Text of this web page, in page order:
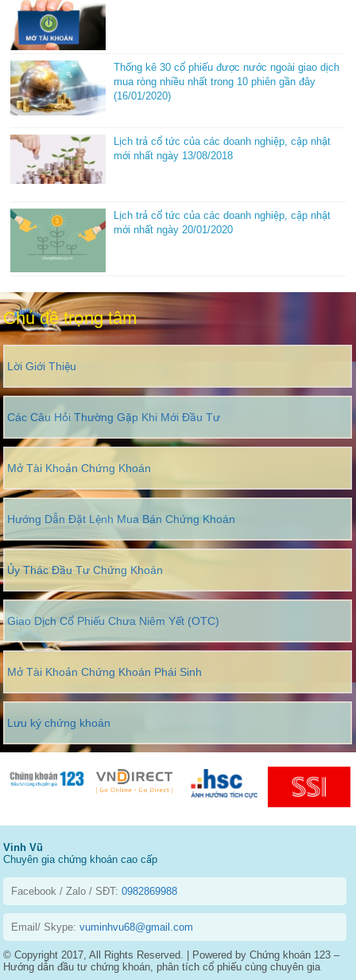
Thống kê 30 cổ phiếu được nước ngoài giao dịch
mua ròng nhiều nhất trong 10 phiên gần đây
(16/01/2020)
Lịch trả cổ tức của các doanh nghiệp, cập nhật
mới nhất ngày 13/08/2018
Lịch trả cổ tức của các doanh nghiệp, cập nhật
mới nhất ngày 20/01/2020
Chủ đề trọng tâm
Lời Giới Thiệu
Các Câu Hỏi Thường Gặp Khi Mới Đầu Tư
Mở Tài Khoản Chứng Khoán
Hướng Dẫn Đặt Lệnh Mua Bán Chứng Khoán
Ủy Thác Đầu Tư Chứng Khoán
Giao Dịch Cổ Phiếu Chưa Niêm Yết (OTC)
Mở Tài Khoản Chứng Khoán Phái Sinh
Lưu ký chứng khoán
Vinh Vũ
Chuyên gia chứng khoán cao cấp
Facebook / Zalo / SĐT:0982869988
Email/ Skype:vuminhvu68@gmail.com
© Copyright 2017, All Rights Reserved. | Powered by Chứng khoán 123 –
Hướng dẫn đầu tư chứng khoán, phân tích cổ phiếu cùng chuyên gia